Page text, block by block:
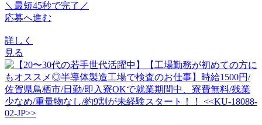
＼最短45秒で完了／
応募へ進む
詳しく
見る